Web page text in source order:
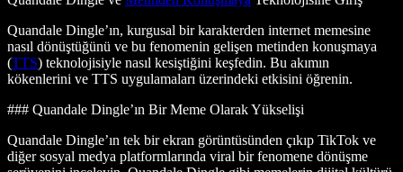
Quandale Dingle’ın, kurgusal bir karakterden internet memesine
nasıl dönüştüğünü ve bu fenomenin gelişen metinden konuşmaya
(TTS) teknolojisiyle nasıl kesiştiğini keşfedin. Bu akımın
kökenlerini ve TTS uygulamaları üzerindeki etkisini öğrenin.
### Quandale Dingle’ın Bir Meme Olarak Yükselişi
Quandale Dingle’ın tek bir ekran görüntüsünden çıkıp TikTok ve
diğer sosyal medya platformlarında viral bir fenomene dönüşme